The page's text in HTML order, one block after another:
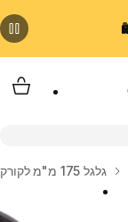
גלגל 175 מ"מ לקורקינט MID7/TOWN3